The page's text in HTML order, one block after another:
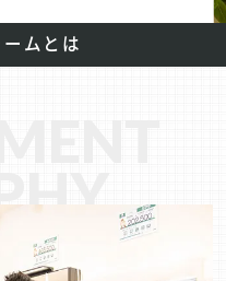
ムとは